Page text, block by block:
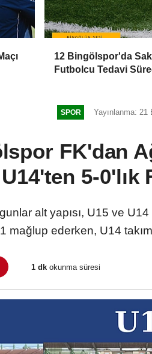
12 Bingölspor'da
Futbolcu Tedavi
SPOR Yayınlanma: 21
FK'dan
5-0'lık
alt yapısı, U15 ve
mağlup ederken, U14
1 dk okunma süresi